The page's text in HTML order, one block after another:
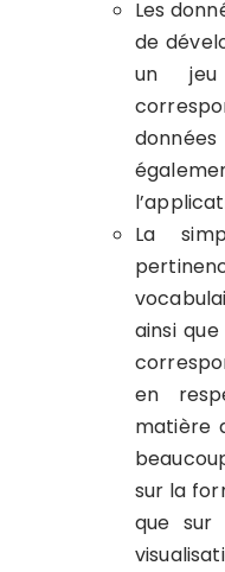
Les
de
un jeu
La
ainsi
en
matière
sur la
que sur